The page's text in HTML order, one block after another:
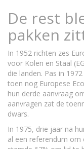
De rest
pakken
In 1952 richten zes
voor Kolen en Staal
die landen. Pas in
toen nog Europese
hun derde aanvraag
aanvragen zat de
dwars.
In 1975, drie jaar na
al een referendum om